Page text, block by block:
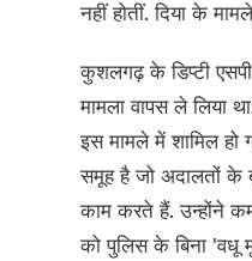
नहीं होतीं. दिया के
कुशलगढ़ के डिप्टी
मामला वापस ले लिया
इस मामले में शामिल हो
समूह है जो अदालतों के
काम करते हैं. उन्होंने
को पुलिस के बिना 'वधू